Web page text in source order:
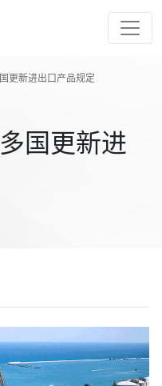
更新进出口产品规定
国更新进